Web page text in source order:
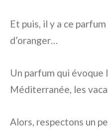
Et puis, il y a ce
d’oranger…
Un parfum qui évoque
Méditerranée, les
Alors, respectons un